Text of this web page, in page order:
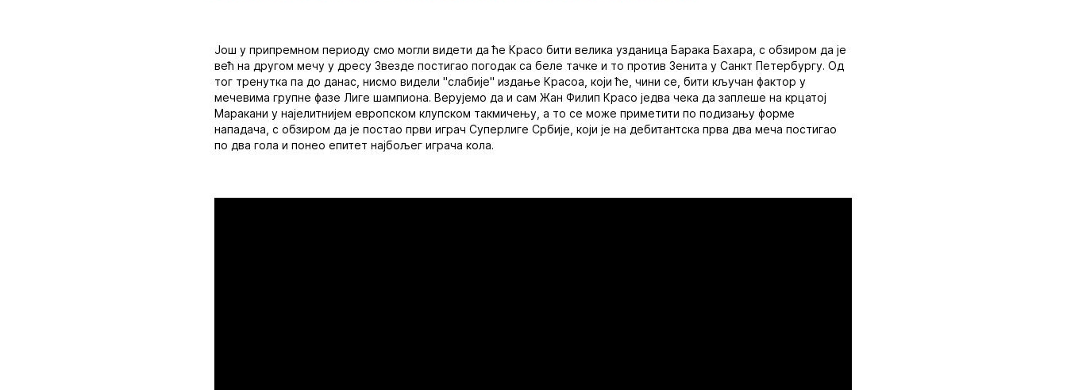
Још у припремном периоду смо могли видети да ће Красо бити велика узданица Барака Бахара, с обзиром да је
већ на другом мечу у дресу Звезде постигао погодак са беле тачке и то против Зенита у Санкт Петербургу. Од
тог тренутка па до данас, нисмо видели "слабије" издање Красоа, који ће, чини се, бити кључан фактор у
мечевима групне фазе Лиге шампиона. Верујемо да и сам Жан Филип Красо једва чека да заплеше на крцатој
Маракани у најелитнијем европском клупском такмичењу, а то се може приметити по подизању форме
нападача, с обзиром да је постао први играч Суперлиге Србије, који је на дебитантска прва два меча постигао
по два гола и понео епитет најбољег играча кола.